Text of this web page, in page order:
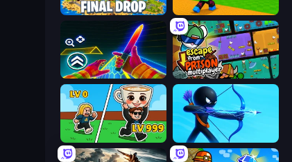
Final Drop Throw a Lucky Block
Surf GO Parkour Escape From Prison Multiplayer
Brainrot Arena Online Archers Random